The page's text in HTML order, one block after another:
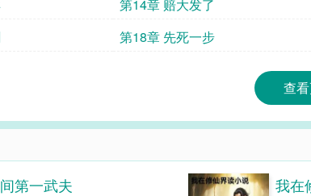
第14章 赔大发了
第18章 先死一步
查
第一武夫 我在